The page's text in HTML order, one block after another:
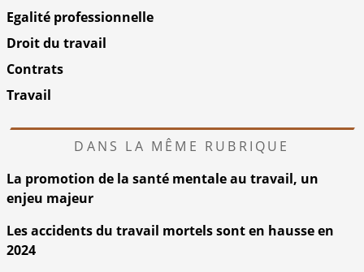
Egalité professionnelle
Droit du travail
Contrats
Travail
DANS LA MÊME RUBRIQUE
La promotion de la santé mentale au travail, un
enjeu majeur
Les accidents du travail mortels sont en hausse en
2024